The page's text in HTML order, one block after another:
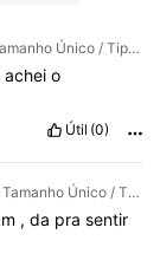
Cor: Multicolorido / Tamanho: Tamanho Único / Tipo de Estilo: Amor de moldura verde
achei o
Útil (0)
Cor: Multicolorido 1 / Tamanho: Tamanho Único / Tipo de Estilo: 23 morangos ovais
m ,da prasentir